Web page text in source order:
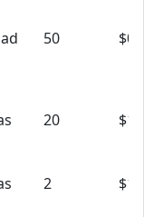
50
20
2